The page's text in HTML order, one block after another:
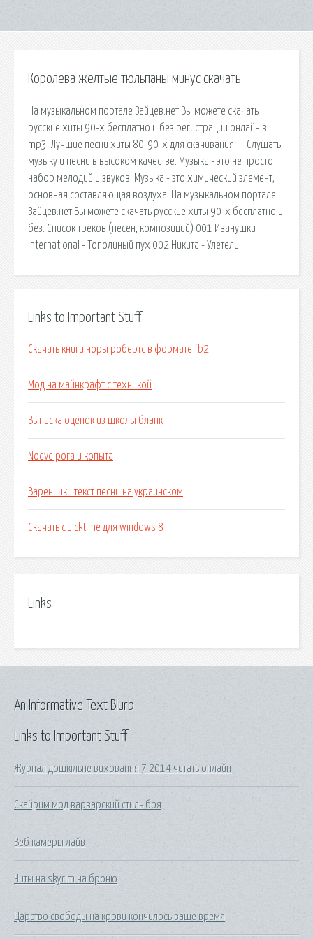
Королева желтые тюльпаны минус скачать
На музыкальном портале Зайцев.нет Вы можете скачать
русские хиты 90-х бесплатно и без регистрации онлайн в
mp3. Лучшие песни хиты 80-90-х для скачивания — Слушать
музыку и песни в высоком качестве. Музыка - это не просто
набор мелодий и звуков. Музыка - это химический элемент,
основная составляющая воздуха. На музыкальном портале
Зайцев.нет Вы можете скачать русские хиты 90-х бесплатно и
без. Список треков (песен, композиций) 001 Иванушки
International - Тополиный пух 002 Никита - Улетели.
Links to Important Stuff
Скачать книги норы робертс в формате fb2
Мод на майнкрафт с техникой
Выписка оценок из школы бланк
Nodvd рога и копыта
Варенички текст песни на украинском
Скачать quicktime для windows 8
Links
Links to Important Stuff
Журнал дошкільне виховання 7 2014 читать онлайн
Скайрим мод варварский стиль боя
Веб камеры лайв
Читы на skyrim на броню
Царство свободы на крови кончилось ваше время
An Informative Text Blurb